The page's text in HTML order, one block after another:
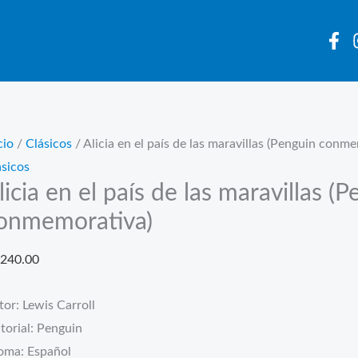
/ Clásicos/ Alicia en el país de las maravillas (Penguin
en el país de las maravillas
240.00
Lewis Carroll
Penguin
Español